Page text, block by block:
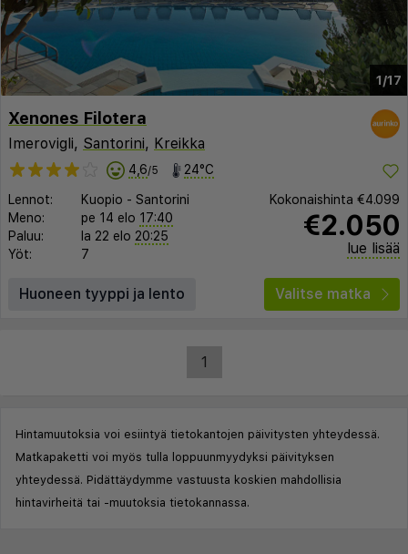
1/17
Xenones Filotera
Imerovigli, Santorini, Kreikka
4,6/5 24°C
Lennot: Kuopio - Santorini
Meno:
pe 14 elo 17:40
Paluu:
la 22 elo 20:25
Yöt:
7
Kokonaishinta €4.099
€2.050
lue lisää
Huoneen tyyppi ja lento Valitse matka
1
Hintamuutoksia voi esiintyä tietokantojen päivitysten yhteydessä.
Matkapaketti voi myös tulla loppuunmyydyksi päivityksen
yhteydessä. Pidättäydymme vastuusta koskien mahdollisia
hintavirheitä tai -muutoksia tietokannassa.